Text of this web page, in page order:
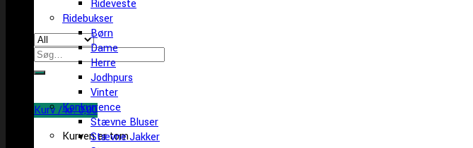
Søg
efter:
Kurv /kr.0,00
Kurven er tom
Rideveste
Ridebukser
Børn
Dame
Herre
Jodhpurs
Vinter
Konkurrence
Stævne Bluser
Stævne Jakker